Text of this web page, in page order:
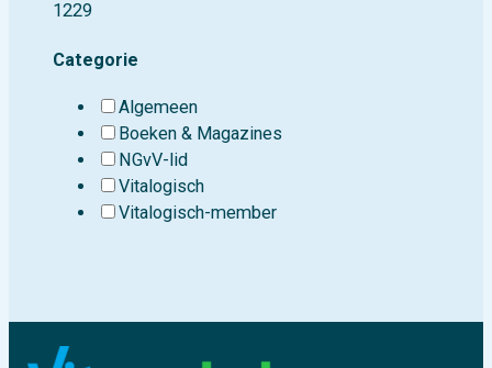
1229
Categorie
Algemeen
Boeken & Magazines
NGvV-lid
Vitalogisch
Vitalogisch-member